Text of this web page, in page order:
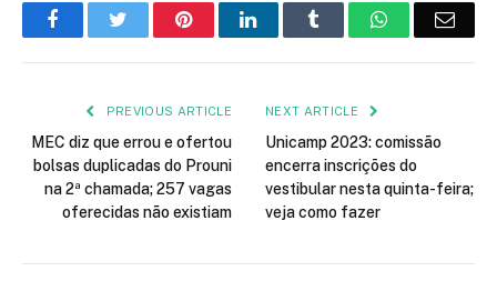
FacebookTwitter PinterestLinkedIn Tumblr WhatsApp
PREVIOUS ARTICLE
MEC diz que errou e ofertou
bolsas duplicadas do Prouni
na 2ª chamada; 257 vagas
oferecidas não existiam
NEXT ARTICLE
Unicamp 2023: comissão
encerra inscrições do
vestibular nesta quinta-feira;
veja como fazer